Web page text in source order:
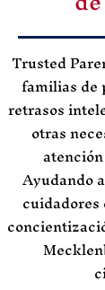
Trusted
familias de
retrasos
otras
Ayudando